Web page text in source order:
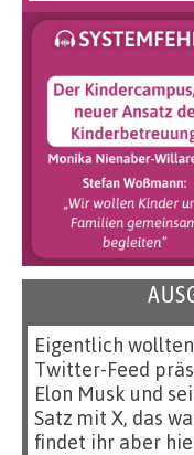
Eigentlich
Twitter-Feed
Elon Musk und
Satz mit X, das
findet ihr aber